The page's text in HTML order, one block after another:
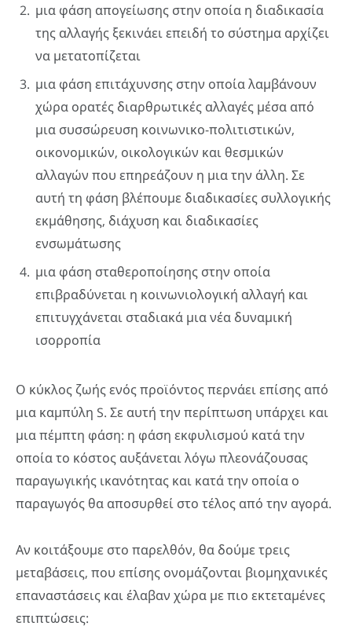
μια φάση απογείωσης στην οποία η διαδικασία
της αλλαγής ξεκινάει επειδή το σύστημα αρχίζει
να μετατοπίζεται
μια φάση επιτάχυνσης στην οποία λαμβάνουν
χώρα ορατές διαρθρωτικές αλλαγές μέσα από
μια συσσώρευση κοινωνικο-πολιτιστικών,
οικονομικών, οικολογικών και θεσμικών
αλλαγών που επηρεάζουν η μια την άλλη. Σε
αυτή τη φάση βλέπουμε διαδικασίες συλλογικής
εκμάθησης, διάχυση και διαδικασίες
ενσωμάτωσης
μια φάση σταθεροποίησης στην οποία
επιβραδύνεται η κοινωνιολογική αλλαγή και
επιτυγχάνεται σταδιακά μια νέα δυναμική
ισορροπία
Ο κύκλος ζωής ενός προϊόντος περνάει επίσης από
μια καμπύλη S. Σε αυτή την περίπτωση υπάρχει και
μια πέμπτη φάση: η φάση εκφυλισμού κατά την
οποία το κόστος αυξάνεται λόγω πλεονάζουσας
παραγωγικής ικανότητας και κατά την οποία ο
παραγωγός θα αποσυρθεί στο τέλος από την αγορά.
Αν κοιτάξουμε στο παρελθόν, θα δούμε τρεις
μεταβάσεις, που επίσης ονομάζονται βιομηχανικές
επαναστάσεις και έλαβαν χώρα με πιο εκτεταμένες
επιπτώσεις: